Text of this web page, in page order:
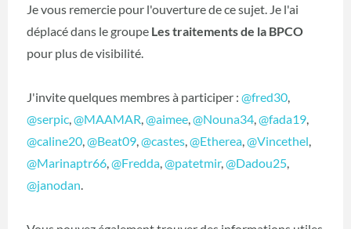
Je vous remercie pour l'ouverture de ce sujet. Je l'ai
déplacé dans le groupe Les traitements de la BPCO
pour plus de visibilité.
J'invite quelques membres à participer : @fred30
@serpic @MAAMAR @aimee @Nouna34 @fada19
@caline20 @Beat09 @castes @Etherea @Vincethel
@Marinaptr66 @Fredda @patetmir, @Dadou25
@janodan